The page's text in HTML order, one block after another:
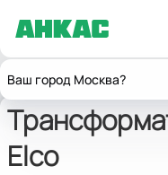
Ваш город Москва?
ГлавнаяЗапчасти для
Elco